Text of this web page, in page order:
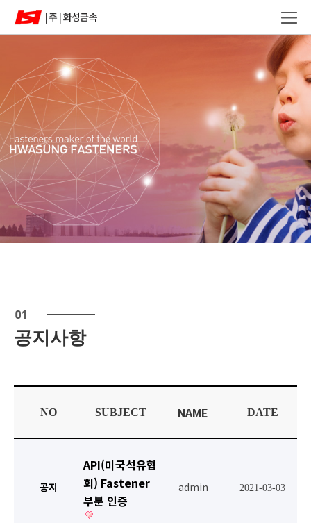
공지사항
NO SUBJECT NAME DATE
공지
API(미국석유협
회) Fastener
부분 인증
admin 2021-03-03